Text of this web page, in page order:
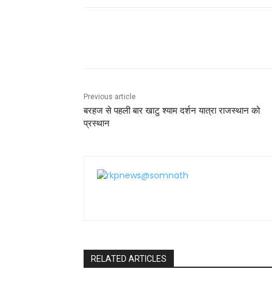
Previous article
बरहज से पहली बार खाटु श्याम दर्शन यात्रा राजस्थान को
प्रस्थान
RELATED ARTICLES